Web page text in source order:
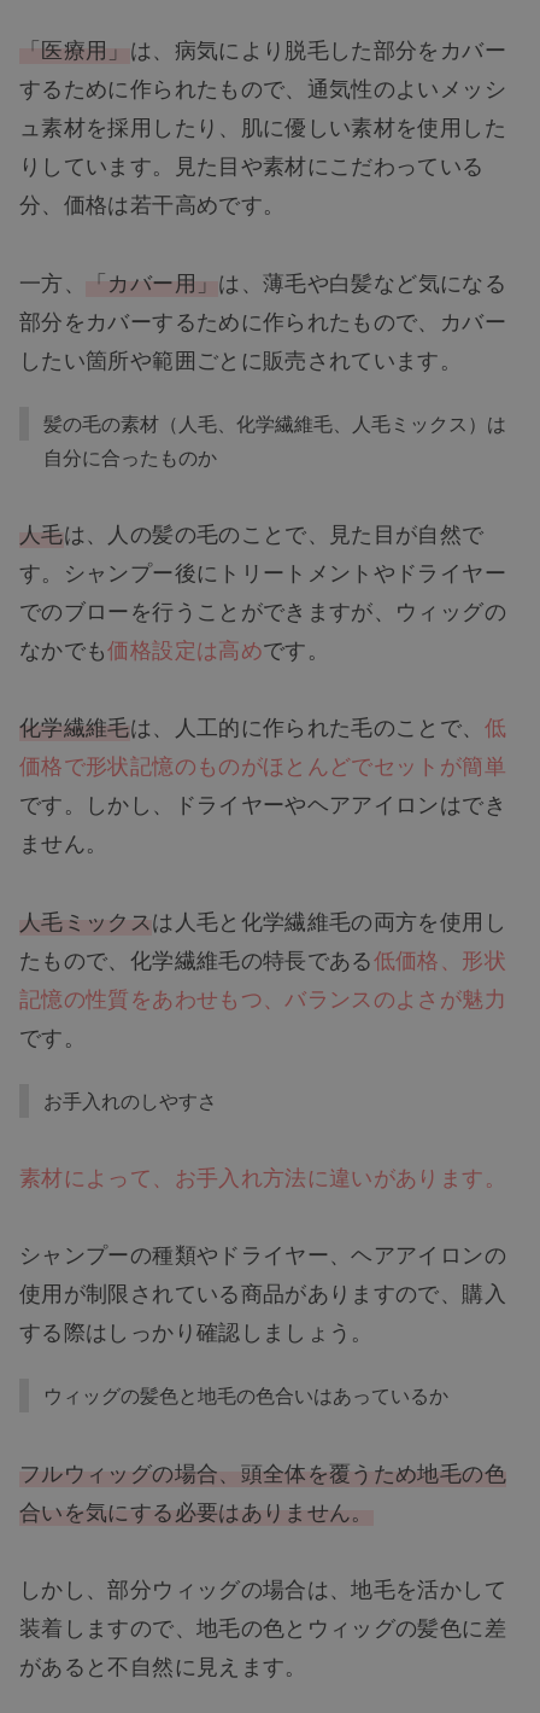
「医療用」 は、病気により脱毛した部分をカバー
するために作られたもので、通気性のよいメッシ
ュ素材を採用したり、肌に優しい素材を使用した
りしています。見た目や素材にこだわっている
分、価格は若干高めです。
一方、 「カバー用」 は、薄毛や白髪など気になる
部分をカバーするために作られたもので、カバー
したい箇所や範囲ごとに販売されています。
髪の毛の素材（人毛、化学繊維毛、人毛ミックス）は
自分に合ったものか
人毛は、人の髪の毛のことで、見た目が自然で
す。シャンプー後にトリートメントやドライヤー
でのブローを行うことができますが、ウィッグの
なかでも価格設定は高めです。
化学繊維毛は、人工的に作られた毛のことで、 低
価格で形状記憶のものがほとんどでセットが簡単
です。しかし、ドライヤーやヘアアイロンはでき
ません。
人毛ミックスは人毛と化学繊維毛の両方を使用し
たもので、化学繊維毛の特長である低価格、形状
記憶の性質をあわせもつ、バランスのよさが魅力
です。
お手入れのしやすさ
素材によって、お手入れ方法に違いがあります。
シャンプーの種類やドライヤー、ヘアアイロンの
使用が制限されている商品がありますので、購入
する際はしっかり確認しましょう。
ウィッグの髪色と地毛の色合いはあっているか
フルウィッグの場合、頭全体を覆うため地毛の色
合いを気にする必要はありません。
しかし、部分ウィッグの場合は、地毛を活かして
装着しますので、地毛の色とウィッグの髪色に差
があると不自然に見えます。